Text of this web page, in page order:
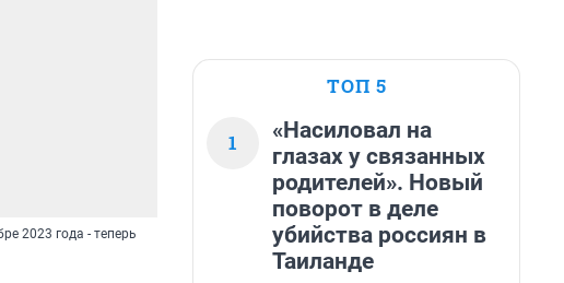
2023 года - теперь
ТОП 5
1
«Насиловал на
глазах у связанных
родителей». Новый
поворот в деле
убийства россиян в
Таиланде